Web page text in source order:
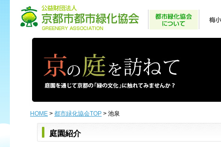
HOME > 都市緑化協会TOP > 池泉
庭園紹介